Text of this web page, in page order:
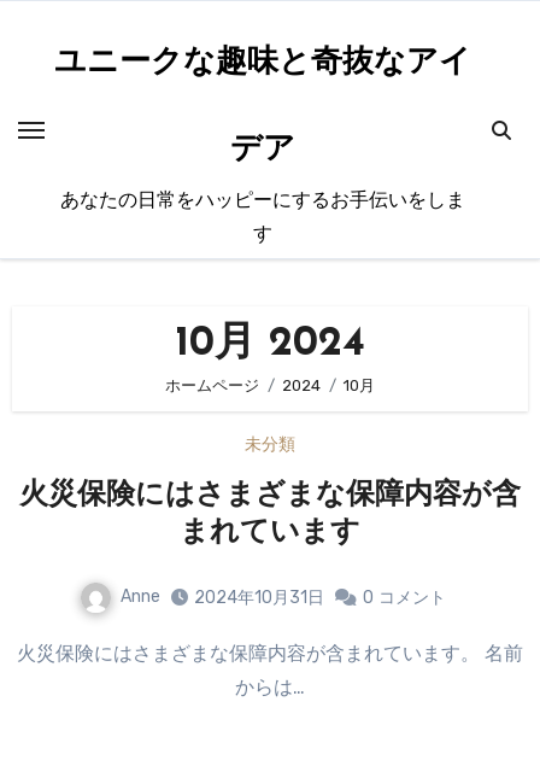
ユニークな趣味と奇抜なアイ
デア
あなたの日常をハッピーにするお手伝いをしま
す
10月 2024
ホームページ 2024 10月
未分類
火災保険にはさまざまな保障内容が含
まれています
Anne 2024年10月31日 0 コメント
火災保険にはさまざまな保障内容が含まれています。 名前
からは…